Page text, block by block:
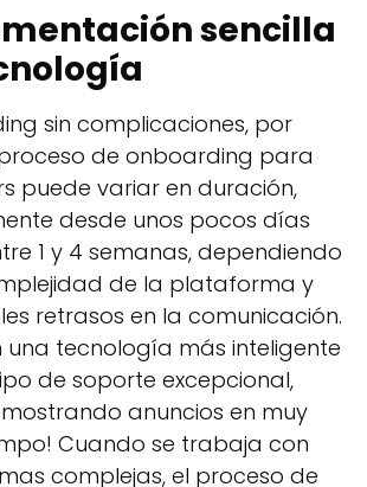
sencilla
sin complicaciones, por
de onboarding para
puede variar en duración,
desde unos pocos días
1 y 4 semanas, dependiendo
de la plataforma y
retrasos en la comunicación.
una tecnología más inteligente
de soporte excepcional,
mostrando anuncios en muy
Cuando se trabaja con
complejas, el proceso de